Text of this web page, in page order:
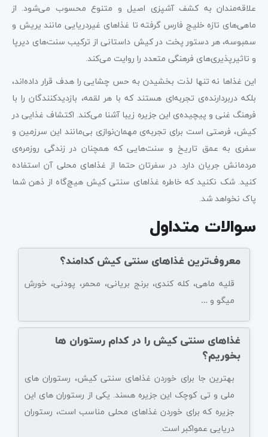
علاقه‌مندان به کشف آشپزی اصیل و متنوع محسوب می‌شود. از
ماهی‌های تازه خلیج فارس گرفته تا غذاهای غیردریایی مانند یریش و
سمبوسه، هر دستور پخت در کیش داستانی از ترکیب سنت‌های دیرپا
و تاثیرپذیری‌های فرهنگی متعدد را روایت می‌کند.
این غذاها نه تنها لذت بخشیدن به حس چشایی را هدف قرار داده‌اند،
بلکه دربردارنده‌ی تجربه‌ای هستند که با هر لقمه، بازدیدکنندگان را با
فرهنگ غنی و پیچیده‌ی این جزیره زیبا آشنا می‌کند. اکتشاف غذایی در
کیش، فرصتی است برای تجربه‌ی مهمان‌نوازی بی‌مانند این سرزمین و
سفری به عمق تاریخ و سنت‌هایی که همچنان در زندگی روزمره‌ی
مردمانش جریان دارد. در سفرتان حتما از غذاهای محلی آن استفاده
کنید. شک نکنید که خاطره غذاهای سنتی کیش هیچ‌گاه از ذهن شما
پاک نخواهد شد.
سوالات متداول
معروف‌ترین غذاهای سنتی کیش کدامند؟
قلیه ماهی، کله کندی، برنج بریانی، محمر، پودنی، خورش
میگو و …
غذاهای سنتی کیش را در کدام رستوران ها
بخوریم؟
بهترین جا برای خوردن غذاهای سنتی کیش، رستوران های
ملی و تی کوچک این جزیره هسند. یکی از رستوران های این
جزیره که برای خوردن غذاهای محلی مناسب است، رستوران
دریایی عمواکبر است.